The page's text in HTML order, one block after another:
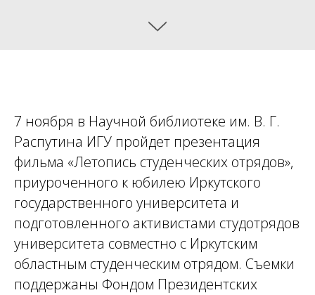
7 ноября в Научной библиотеке им. В. Г.
Распутина ИГУ пройдет презентация
фильма «Летопись студенческих отрядов»,
приуроченного к юбилею Иркутского
государственного университета и
подготовленного активистами студотрядов
университета совместно с Иркутским
областным студенческим отрядом. Съемки
поддержаны Фондом Президентских